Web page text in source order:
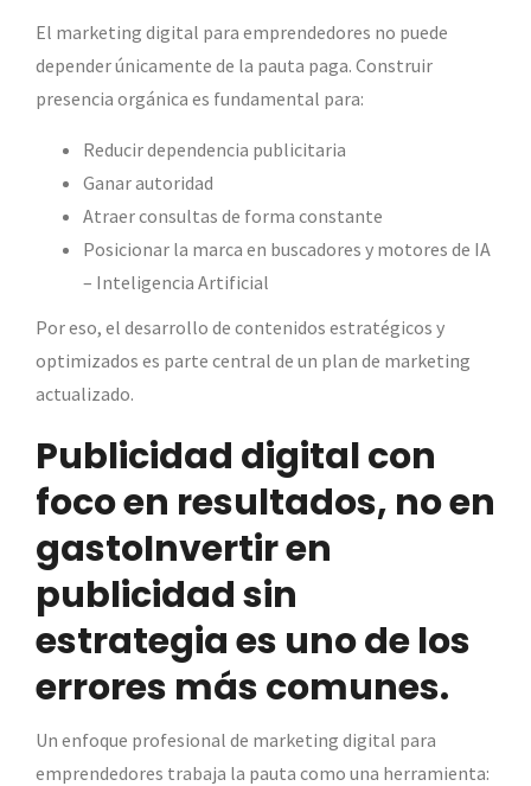
El marketing digital para emprendedores no puede
depender únicamente de la pauta paga. Construir
presencia orgánica es fundamental para:
Reducir dependencia publicitaria
Ganar autoridad
Atraer consultas de forma constante
Posicionar la marca en buscadores y motores de IA
– Inteligencia Artificial
Por eso, el desarrollo de contenidos estratégicos y
optimizados es parte central de un plan de marketing
actualizado.
Publicidad digital con
foco en resultados, no en
gastoInvertir en
publicidad sin
estrategia es uno de los
errores más comunes.
Un enfoque profesional de marketing digital para
emprendedores trabaja la pauta como una herramienta: